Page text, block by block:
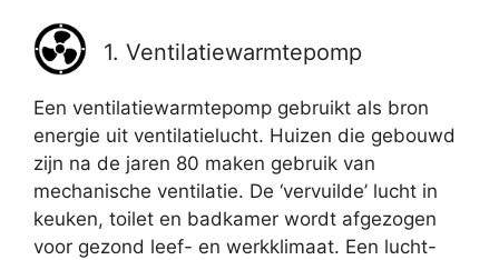
1. Ventilatiewarmtepomp
Een ventilatiewarmtepomp gebruikt als bron
energie uit ventilatielucht. Huizen die gebouwd
zijn na de jaren 80 maken gebruik van
mechanische ventilatie. De ‘vervuilde’ lucht in
keuken, toilet en badkamer wordt afgezogen
voor gezond leef- en werkklimaat. Een lucht-